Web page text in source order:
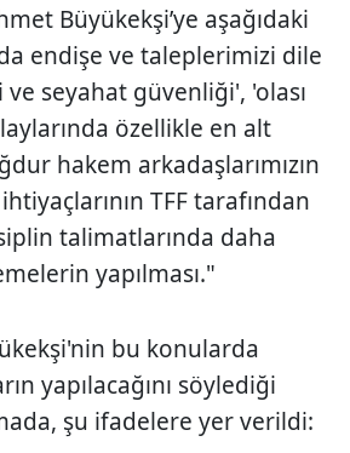
Büyükekşi’ye aşağıdaki
endişe ve taleplerimizi dile
seyahat güvenliği', 'olası
özellikle en alt
hakem arkadaşlarımızın
TFF tarafından
talimatlarında daha
yapılması."
bu konularda
yapılacağını söylediği
şu ifadelere yer verildi: